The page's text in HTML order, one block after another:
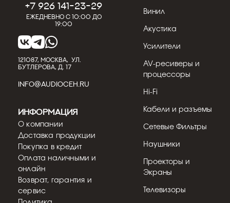
+7 926 141-23-29
Ежедневно с 10:00 до
19:00
121087, МОСКВА, УЛ.
БУТЛЕРОВА, Д. 17
INFO@AUDIOCEH.RU
Винил
Акустика
Усилители
AV-ресиверы и
процессоры
Hi-Fi
Кабели и разъемы
Сетевые Фильтры
Наушники
Проекторы и
Экраны
Телевизоры
Информация
О компании
Доставка продукции
Покупка в кредит
Оплата наличными и
онлайн
Возврат, гарантия и
сервис